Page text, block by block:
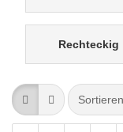
Rechteckig